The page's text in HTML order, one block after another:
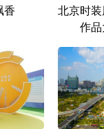
香
北京时
作